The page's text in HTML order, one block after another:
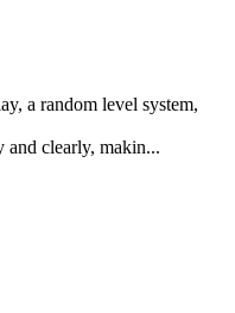
a random level system,
and clearly, makin...